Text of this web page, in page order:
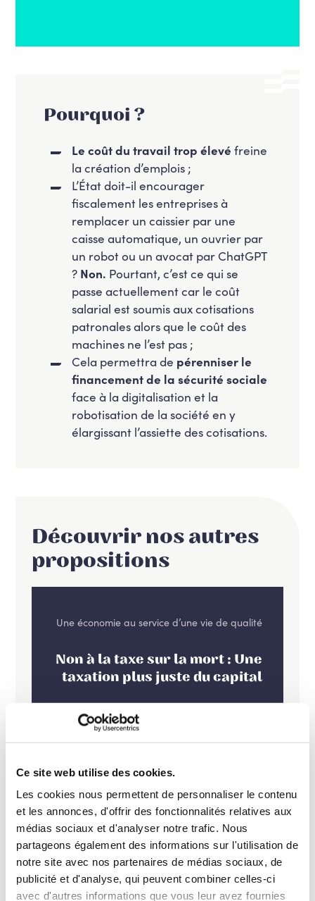
Ce site web utilise des cookies.
Les cookies nous permettent de personnaliser le contenu
et les annonces, d'offrir des fonctionnalités relatives aux
médias sociaux et d'analyser notre trafic. Nous
partageons également des informations sur l'utilisation de
notre site avec nos partenaires de médias sociaux, de
publicité et d'analyse, qui peuvent combiner celles-ci
avec d'autres informations que vous leur avez fournies
Pourquoi ?
Le coût du travail trop élevé freine
la création d’emplois ;
L’État doit-il encourager
fiscalement les entreprises à
remplacer un caissier par une
caisse automatique, un ouvrier par
un robot ou un avocat par ChatGPT
? Non. Pourtant, c’est ce qui se
passe actuellement car le coût
salarial est soumis aux cotisations
patronales alors que le coût des
machines ne l’est pas ;
Cela permettra de pérenniser le
financement de la sécurité sociale
face à la digitalisation et la
robotisation de la société en y
élargissant l’assiette des cotisations.
Découvrir nos autres
propositions
Une économie au service d’une vie de qualité
Non à la taxe sur la mort : Une
taxation plus juste du capital